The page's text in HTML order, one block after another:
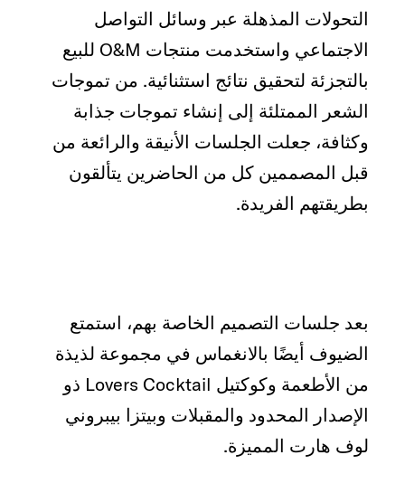
التحولات المذهلة عبر وسائل التواصل
الاجتماعي واستخدمت منتجات O&M للبيع
بالتجزئة لتحقيق نتائج استثنائية. من تموجات
الشعر الممتلئة إلى إنشاء تموجات جذابة
وكثافة، جعلت الجلسات الأنيقة والرائعة من
قبل المصممين كل من الحاضرين يتألقون
بطريقتهم الفريدة.
بعد جلسات التصميم الخاصة بهم، استمتع
الضيوف أيضًا بالانغماس في مجموعة لذيذة
من الأطعمة وكوكتيل Lovers Cocktail ذو
الإصدار المحدود والمقبلات وبيتزا بيبروني
لوف هارت المميزة.